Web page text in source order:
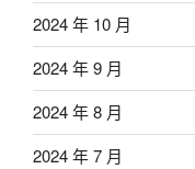
2024 年 10 月
2024 年 9 月
2024 年 8 月
2024 年 7 月